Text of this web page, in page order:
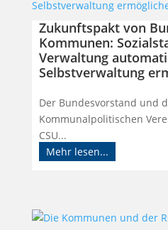
Zukunftspakt von
Kommunen:
Verwaltung
Selbstverwaltung
Der Bundesvorstand und
Kommunalpolitischen
CSU...
Mehr lesen...